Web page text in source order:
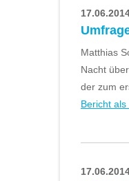
Matthias
Nacht
der zum
Bericht